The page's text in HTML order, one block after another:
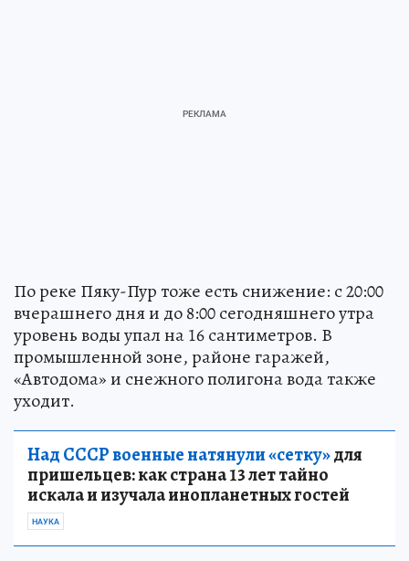
По реке Пяку-Пур тоже есть снижение: с 20:00
вчерашнего дня и до 8:00 сегодняшнего утра
уровень воды упал на 16 сантиметров. В
промышленной зоне, районе гаражей,
«Автодома» и снежного полигона вода также
уходит.
Над СССР военные натянули «сетку»для
пришельцев: как страна 13 лет тайно
искала и изучала инопланетных гостей
НАУКА